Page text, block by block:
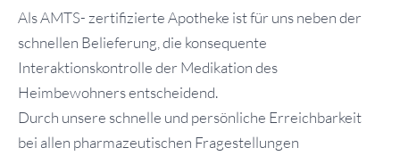
Als AMTS- zertifizierte Apotheke ist für uns neben der
schnellen Belieferung, die konsequente
Interaktionskontrolle der Medikation des
Heimbewohners entscheidend.
Durch unsere schnelle und persönliche Erreichbarkeit
bei allen pharmazeutischen Fragestellungen